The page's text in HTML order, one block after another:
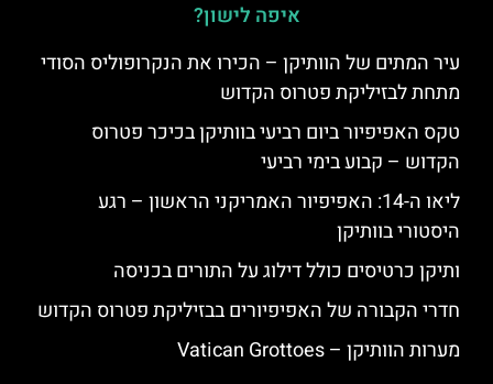
איפה לישון?
עיר המתים של הוותיקן – הכירו את הנקרופוליס הסודי
מתחת לבזיליקת פטרוס הקדוש
טקס האפיפיור ביום רביעי בוותיקן בכיכר פטרוס
הקדוש – קבוע בימי רביעי
ליאו ה-14: האפיפיור האמריקני הראשון – רגע
היסטורי בוותיקן
ותיקן כרטיסים כולל דילוג על התורים בכניסה
חדרי הקבורה של האפיפיורים בבזיליקת פטרוס הקדוש
מערות הוותיקן – Vatican Grottoes